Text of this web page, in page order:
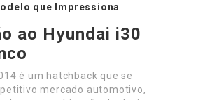
que Impressiona
ao Hyundai i30
é um hatchback que se
mercado automotivo,